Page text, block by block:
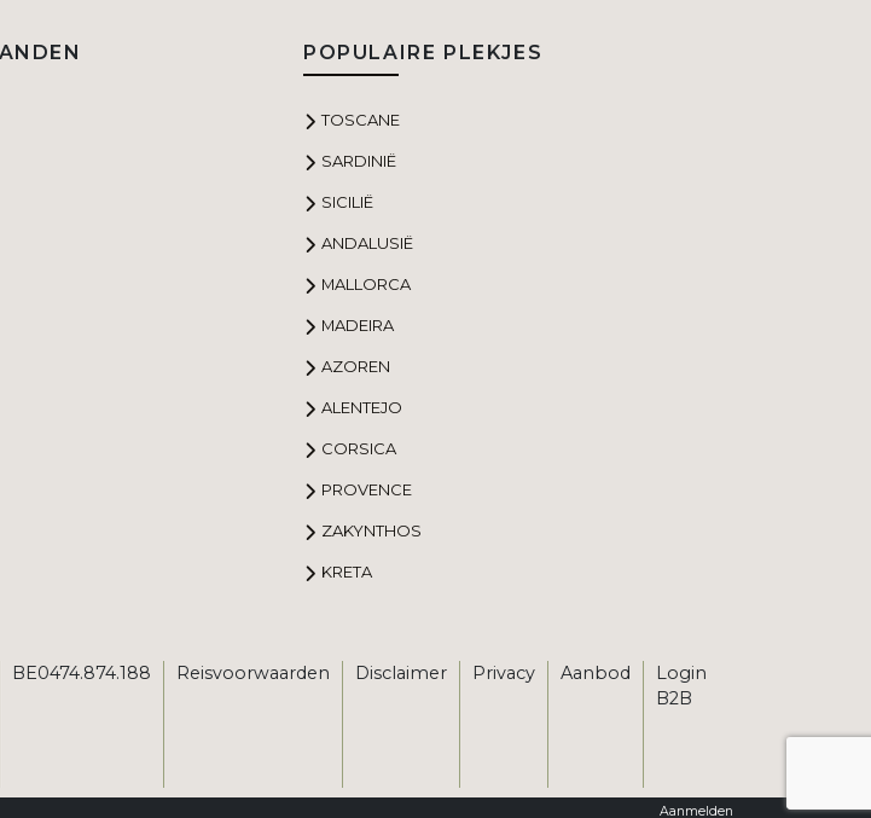
POPULAIRE PLEKJES
TOSCANE
SARDINIË
SICILIË
ANDALUSIË
MALLORCA
MADEIRA
AZOREN
ALENTEJO
CORSICA
PROVENCE
ZAKYNTHOS
KRETA
BE0474.874.188 Reisvoorwaarden Disclaimer Privacy Aanbod
Login
B2B
Aanmelden